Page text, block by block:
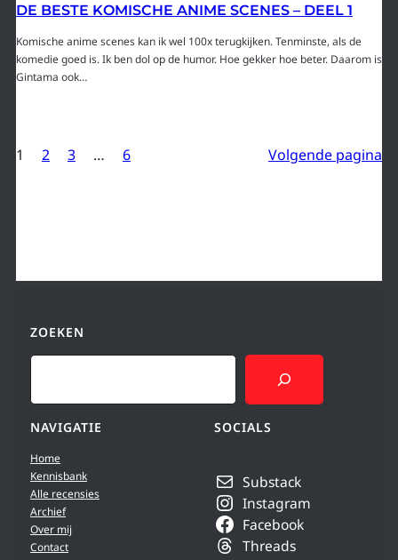
DE BESTE KOMISCHE ANIME SCENES – DEEL 1
Komische anime scenes kan ik wel 100x terugkijken. Tenminste, als de
komedie goed is. Ik ben dol op de humor. Hoe gekker hoe beter. Daarom is
Gintama ook…
1 2 3 … 6 Volgende pagina
ZOEKEN
Search
NAVIGATIE
Home
Kennisbank
Alle recensies
Archief
Over mij
Contact
SOCIALS
Substack
Instagram
Facebook
Threads